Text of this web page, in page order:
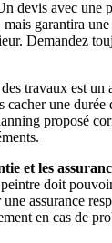
devis avec une
mais garantira
Demandez
des travaux est un
cacher une durée
proposé
et les
doit
une assurance
en cas de